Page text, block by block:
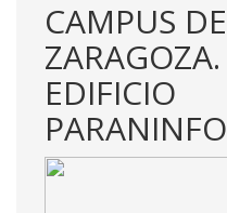
CAMPUS DE
ZARAGOZA.
EDIFICIO
PARANINFO